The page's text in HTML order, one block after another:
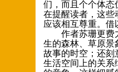
们，而且个个体态
在提醒读者，这些
应该相互尊重。
作者苏珊更费力
生的森林、草原景
故事的时空；还刻
生活空间上的关系